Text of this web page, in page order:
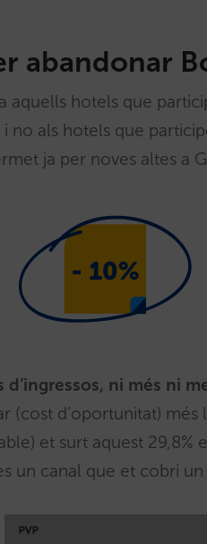
abandonar
aquells hotels que
i no als hotels que
ja per noves altes a
d’ingressos, ni més ni
(cost d’oportunitat)
et surt aquest 29,8%
un canal que et cobri